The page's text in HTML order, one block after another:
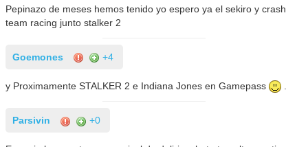
Pepinazo de meses hemos tenido yo espero ya el sekiro y crash
team racing junto stalker 2
Goemones +4
y Proximamente STALKER 2 e Indiana Jones en Gamepass
Parsivin +0